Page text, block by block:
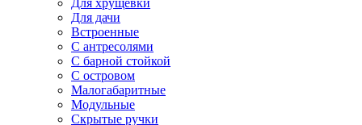
Для хрущевки
Для дачи
Встроенные
С антресолями
С барной стойкой
С островом
Малогабаритные
Модульные
Скрытые ручки